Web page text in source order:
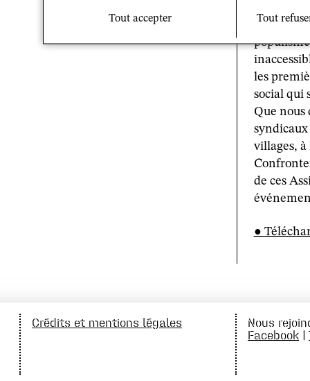
pas faire
?
les
social qui
Que nous
syndicaux
villages, à
de ces
Tout accepter Tout
Crédits et mentions légales
Nous
Facebook |